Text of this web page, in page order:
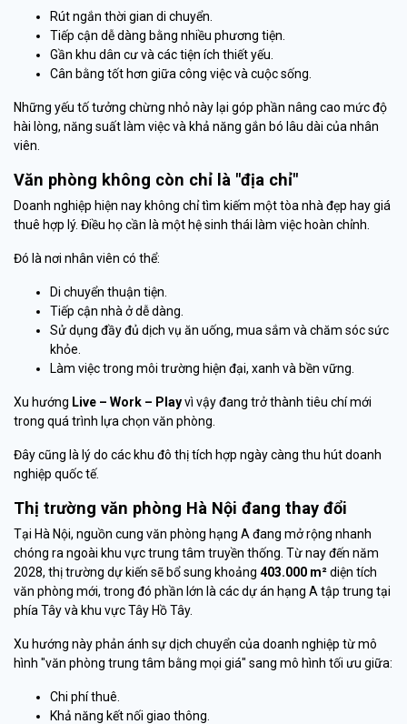
Rút ngắn thời gian di chuyển.
Tiếp cận dễ dàng bằng nhiều phương tiện.
Gần khu dân cư và các tiện ích thiết yếu.
Cân bằng tốt hơn giữa công việc và cuộc sống.
Những yếu tố tưởng chừng nhỏ này lại góp phần nâng cao mức độ
hài lòng, năng suất làm việc và khả năng gắn bó lâu dài của nhân
viên.
Văn phòng không còn chỉ là "địa chỉ"
Doanh nghiệp hiện nay không chỉ tìm kiếm một tòa nhà đẹp hay giá
thuê hợp lý. Điều họ cần là một hệ sinh thái làm việc hoàn chỉnh.
Đó là nơi nhân viên có thể:
Di chuyển thuận tiện.
Tiếp cận nhà ở dễ dàng.
Sử dụng đầy đủ dịch vụ ăn uống, mua sắm và chăm sóc sức
khỏe.
Làm việc trong môi trường hiện đại, xanh và bền vững.
Xu hướng Live – Work – Playvì vậy đang trở thành tiêu chí mới
trong quá trình lựa chọn văn phòng.
Đây cũng là lý do các khu đô thị tích hợp ngày càng thu hút doanh
nghiệp quốc tế.
Thị trường văn phòng Hà Nội đang thay đổi
Tại Hà Nội, nguồn cung văn phòng hạng A đang mở rộng nhanh
chóng ra ngoài khu vực trung tâm truyền thống. Từ nay đến năm
2028, thị trường dự kiến sẽ bổ sung khoảng 403.000 m²diện tích
văn phòng mới, trong đó phần lớn là các dự án hạng A tập trung tại
phía Tây và khu vực Tây Hồ Tây.
Xu hướng này phản ánh sự dịch chuyển của doanh nghiệp từ mô
hình "văn phòng trung tâm bằng mọi giá" sang mô hình tối ưu giữa:
Chi phí thuê.
Khả năng kết nối giao thông.